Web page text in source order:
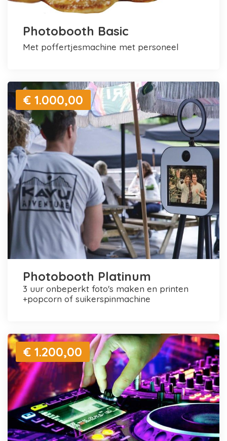
Photobooth Basic
met poffertjesmachine met personeel
€ 1.000,00
Photobooth Platinum
3 uur onbeperkt foto's maken en printen
+popcorn of suikerspinmachine
€ 1.200,00